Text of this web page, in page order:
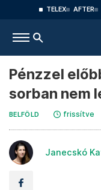
TELEX AFTER
Pénzzel
sorban nem
BELFÖLD frissítve
Janecskó